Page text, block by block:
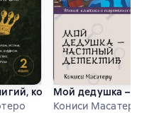
которые правят
Мой дедушка –
Кониси Масатеру